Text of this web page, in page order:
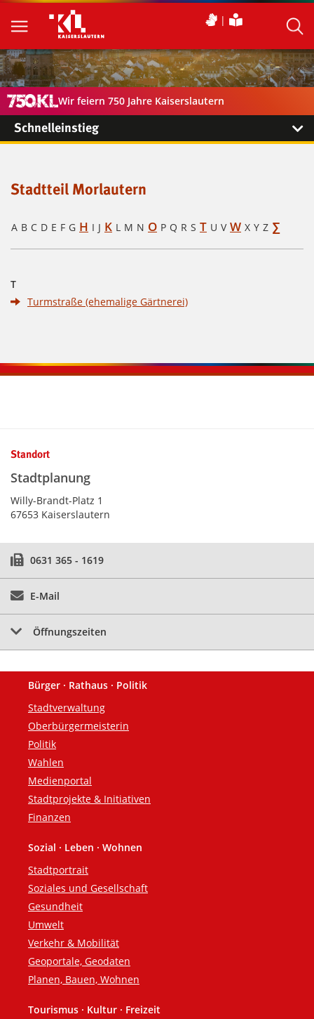
Wir feiern 750 Jahre Kaiserslautern
Schnelleinstieg
Stadtteil Morlautern
A B C D E F G H I J K L M N O P Q R S T U V W X Y Z ∑
T
Turmstraße (ehemalige Gärtnerei)
Standort
Stadtplanung
Willy-Brandt-Platz 1
67653 Kaiserslautern
0631 365 - 1619
E-Mail
Öffnungszeiten
Fußzeile
Bürger · Rathaus · Politik
Stadtverwaltung
Oberbürgermeisterin
Politik
Wahlen
Medienportal
Stadtprojekte & Initiativen
Finanzen
Sozial · Leben · Wohnen
Stadtportrait
Soziales und Gesellschaft
Gesundheit
Umwelt
Verkehr & Mobilität
Geoportale, Geodaten
Planen, Bauen, Wohnen
Tourismus · Kultur · Freizeit